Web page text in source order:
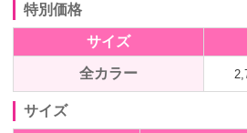
特別価格
サイズ
全カラー
サイズ